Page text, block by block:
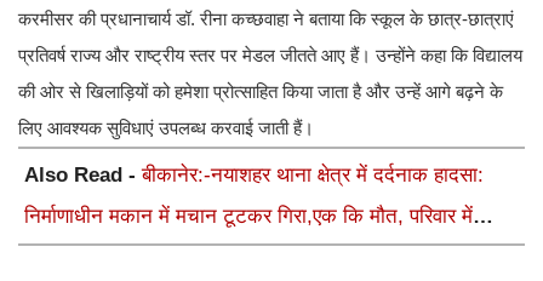
करमीसर की प्रधानाचार्य डॉ. रीना कच्छवाहा ने बताया कि स्कूल के छात्र-छात्राएं
प्रतिवर्ष राज्य और राष्ट्रीय स्तर पर मेडल जीतते आए हैं। उन्होंने कहा कि विद्यालय
की ओर से खिलाड़ियों को हमेशा प्रोत्साहित किया जाता है और उन्हें आगे बढ़ने के
लिए आवश्यक सुविधाएं उपलब्ध करवाई जाती हैं।
Also Read -बीकानेर:-नयाशहर थाना क्षेत्र में दर्दनाक हादसा:
निर्माणाधीन मकान में मचान टूटकर गिरा,एक कि मौत, परिवार में